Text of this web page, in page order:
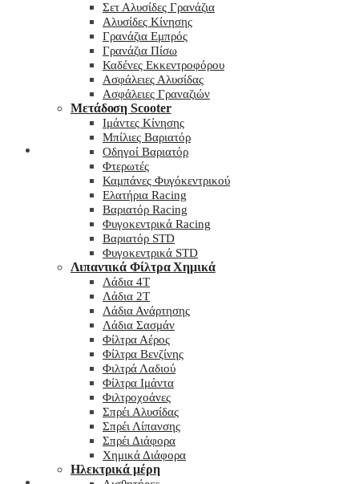
My wishlist
Σετ Αλυσίδες Γρανάζια
Αλυσίδες Κίνησης
Γρανάζια Εμπρός
Γρανάζια Πίσω
Καδένες Εκκεντροφόρου
Ασφάλειες Αλυσίδας
Ασφάλειες Γραναζιών
Μετάδοση Scooter
Ιμάντες Κίνησης
Μπίλιες Βαριατόρ
Οδηγοί Βαριατόρ
Φτερωτές
Καμπάνες Φυγόκεντρικού
Ελατήρια Racing
Βαριατόρ Racing
Φυγοκεντρικά Racing
Βαριατόρ STD
Φυγοκεντρικά STD
Λιπαντικά Φίλτρα Χημικά
Λάδια 4T
Λάδια 2T
Λάδια Ανάρτησης
Λάδια Σασμάν
Φίλτρα Αέρος
Φίλτρα Βενζίνης
Φιλτρά Λαδιού
Φίλτρα Ιμάντα
Φιλτροχοάνες
Σπρέι Αλυσίδας
Σπρέι Λίπανσης
Σπρέι Διάφορα
Χημικά Διάφορα
Hλεκτρικά μέρη